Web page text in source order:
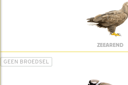
ZEEAREND
GEEN BROEDSEL